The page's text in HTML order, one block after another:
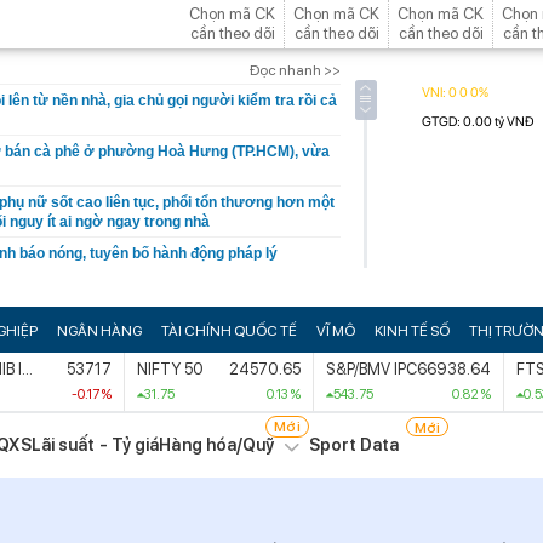
Chọn mã CK
cần theo dõi
Chọn mã CK
cần theo dõi
Chọn mã CK
cần theo dõi
Chọn
cần
Đọc nhanh >>
lên từ nền nhà, gia chủ gọi người kiểm tra rồi cả
cà phê ở phường Hoà Hưng (TP.HCM), vừa
nữ sốt cao liên tục, phổi tổn thương hơn một
nguy ít ai ngờ ngay trong nhà
báo nóng, tuyên bố hành động pháp lý
có thể âm thầm theo dõi vị trí người dùng
phim Việt giờ vàng: Rating vượt mốc 50%, nhà
xe ở cao tốc Hà Nội - Hải Phòng, Cầu Giẽ -
'chây ì' bàn giao mặt bằng
NGÂN HÀNG TÀI CHÍNH QUỐC TẾ VĨ MÔ KINH TẾ SỐ THỊ
Index 53717
-0.17 %
NIFTY 50
31.75
24570.65
0.13 %
S&P/BMV IPC
543.75
66938.64
0.82 % 0.53
Lãi suất - Tỷ giáHàng hóa/Quỹ
Mới
Sport Data
Mới